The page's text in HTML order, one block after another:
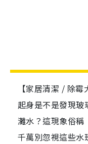
【家居清潔 / 除
起身是不是發現玻
灘水？這現象俗稱
千萬別忽視這些水